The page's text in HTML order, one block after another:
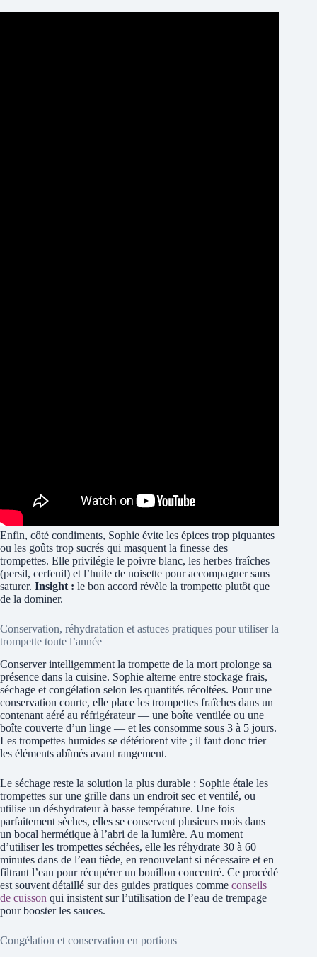
Enfin, côté condiments, Sophie évite les épices trop piquantes
ou les goûts trop sucrés qui masquent la finesse des
trompettes. Elle privilégie le poivre blanc, les herbes fraîches
(persil, cerfeuil) et l’huile de noisette pour accompagner sans
saturer. Insight : le bon accord révèle la trompette plutôt que
de la dominer.
Conservation, réhydratation et astuces pratiques pour utiliser la
trompette toute l’année
Conserver intelligemment la trompette de la mort prolonge sa
présence dans la cuisine. Sophie alterne entre stockage frais,
séchage et congélation selon les quantités récoltées. Pour une
conservation courte, elle place les trompettes fraîches dans un
contenant aéré au réfrigérateur — une boîte ventilée ou une
boîte couverte d’un linge — et les consomme sous 3 à 5 jours.
Les trompettes humides se détériorent vite ; il faut donc trier
les éléments abîmés avant rangement.
Le séchage reste la solution la plus durable : Sophie étale les
trompettes sur une grille dans un endroit sec et ventilé, ou
utilise un déshydrateur à basse température. Une fois
parfaitement sèches, elles se conservent plusieurs mois dans
un bocal hermétique à l’abri de la lumière. Au moment
d’utiliser les trompettes séchées, elle les réhydrate 30 à 60
minutes dans de l’eau tiède, en renouvelant si nécessaire et en
filtrant l’eau pour récupérer un bouillon concentré. Ce procédé
est souvent détaillé sur des guides pratiques comme conseils
de cuisson qui insistent sur l’utilisation de l’eau de trempage
pour booster les sauces.
Congélation et conservation en portions